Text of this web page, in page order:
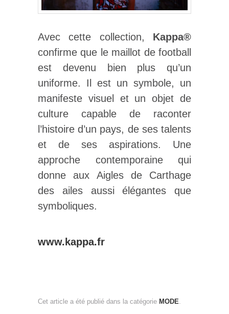
Avec cette collection, Kappa®
confirme que le maillot de football
est devenu bien plus qu’un
uniforme. Il est un symbole, un
manifeste visuel et un objet de
culture capable de raconter
l’histoire d’un pays, de ses talents
et de ses aspirations. Une
approche contemporaine qui
donne aux Aigles de Carthage
des ailes aussi élégantes que
symboliques.
www.kappa.fr
Cet article a été publié dans la catégorie MODE